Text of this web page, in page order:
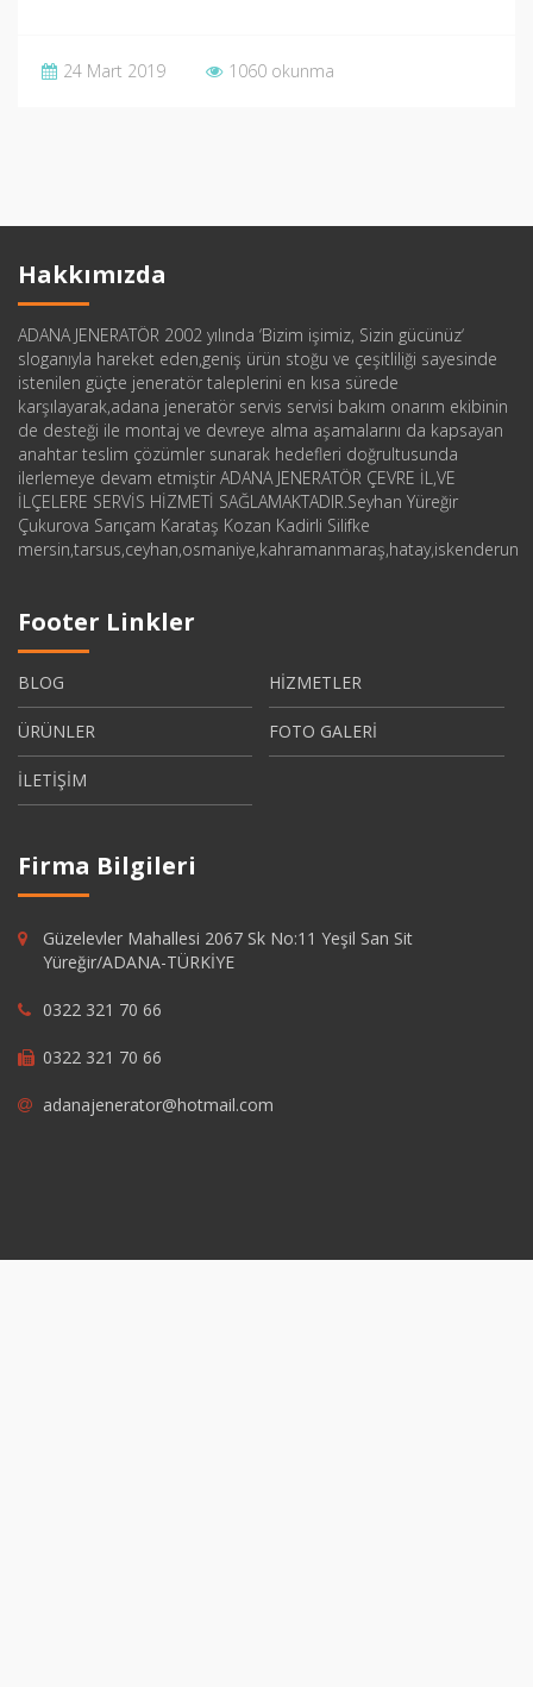
24 Mart 2019 1060 okunma
Hakkımızda
ADANA JENERATÖR 2002 yılında ‘Bizim işimiz, Sizin gücünüz‘
sloganıyla hareket eden,geniş ürün stoğu ve çeşitliliği sayesinde
istenilen güçte jeneratör taleplerini en kısa sürede
karşılayarak,adana jeneratör servis servisi bakım onarım ekibinin
de desteği ile montaj ve devreye alma aşamalarını da kapsayan
anahtar teslim çözümler sunarak hedefleri doğrultusunda
ilerlemeye devam etmiştir ADANA JENERATÖR ÇEVRE İL,VE
İLÇELERE SERVİS HİZMETİ SAĞLAMAKTADIR.Seyhan Yüreğir
Çukurova Sarıçam Karataş Kozan Kadirli Silifke
mersin,tarsus,ceyhan,osmaniye,kahramanmaraş,hatay,iskenderun
Footer Linkler
BLOG HİZMETLER
ÜRÜNLER FOTO GALERİ
İLETİŞİM
Firma Bilgileri
Güzelevler Mahallesi 2067 Sk No:11 Yeşil San Sit
Yüreğir/ADANA-TÜRKİYE
0322 321 70 66
0322 321 70 66
adanajenerator@hotmail.com